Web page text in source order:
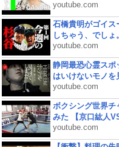
youtube.com
石橋貴明がゴイス
しちゃう、でしょ
youtube.com
静岡最恐心霊スポ
はいけないモノを
youtube.com
ボクシング世界チ
みた 【京口紘人
youtube.com